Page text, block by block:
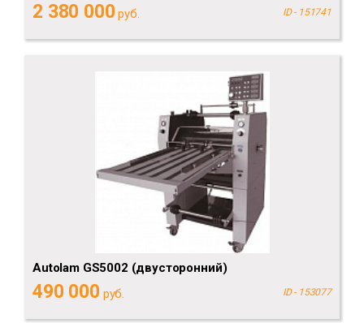
2 380 000 руб. ID - 151741
Autolam GS5002 (двусторонний)
490 000 руб. ID - 153077